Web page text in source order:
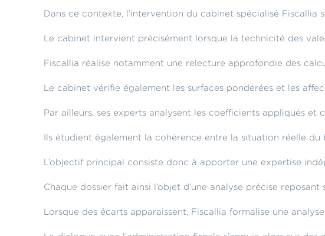
Dans ce contexte, l’intervention du cabinet spécialisé Fiscallia
Le cabinet intervient précisément lorsque la technicité des
Fiscallia réalise notamment une relecture approfondie des
Le cabinet vérifie également les surfaces pondérées et les
Par ailleurs, ses experts analysent les coefficients appliqués
Ils étudient également la cohérence entre la situation réelle
L’objectif principal consiste donc à apporter une expertise
Chaque dossier fait ainsi l’objet d’une analyse précise
Lorsque des écarts apparaissent, Fiscallia formalise une